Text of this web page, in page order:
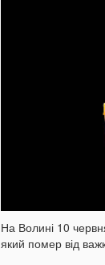
На Волині 10
який помер від